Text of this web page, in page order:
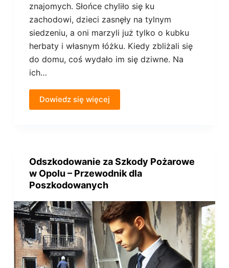
znajomych. Słońce chyliło się ku
zachodowi, dzieci zasnęły na tylnym
siedzeniu, a oni marzyli już tylko o kubku
herbaty i własnym łóżku. Kiedy zbliżali się
do domu, coś wydało im się dziwne. Na
ich…
Dowiedz się więcej
Odszkodowanie za Szkody Pożarowe
w Opolu – Przewodnik dla
Poszkodowanych